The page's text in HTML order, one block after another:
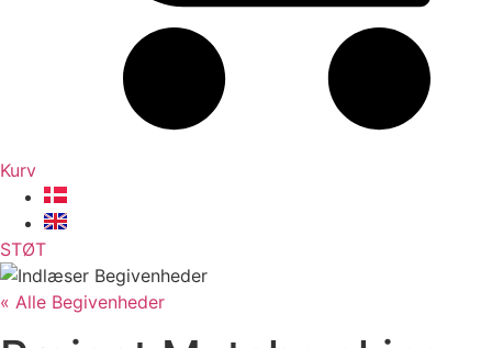
Kurv
STØT
« Alle Begivenheder